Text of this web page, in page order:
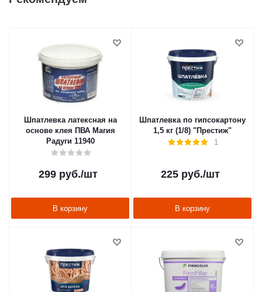
Шпатлевка латексная на
основе клея ПВА Магия
Радуги 11940
299 руб./шт
В корзину
Шпатлевка по гипсокартону
1,5 кг (1/8) "Престиж"
1
225 руб./шт
В корзину